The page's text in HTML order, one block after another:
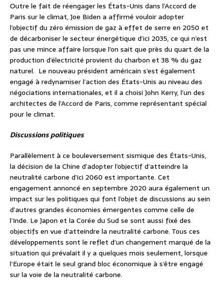
Outre le fait de réengager les États-Unis dans l’Accord de
Paris sur le climat, Joe Biden a affirmé vouloir adopter
l’objectif du zéro émission de gaz à effet de serre en 2050 et
de décarboniser le secteur énergétique d’ici 2035, ce qui n’est
pas une mince affaire lorsque l’on sait que près du quart de la
production d’électricité provient du charbon et 38 % du gaz
naturel. Le nouveau président américain s’est également
engagé à redynamiser l’action des États-Unis au niveau des
négociations internationales, et il a choisi John Kerry, l’un des
architectes de l’Accord de Paris, comme représentant spécial
pour le climat.
Discussions politiques
Parallèlement à ce bouleversement sismique des États-Unis,
la décision de la Chine d’adopter l’objectif d’atteindre la
neutralité carbone d’ici 2060 est importante. Cet
engagement annoncé en septembre 2020 aura également un
impact sur les politiques qui font l’objet de discussions au sein
d’autres grandes économies émergentes comme celle de
l’Inde. Le Japon et la Corée du Sud se sont aussi fixé des
objectifs en vue d’atteindre la neutralité carbone. Tous ces
développements sont le reflet d’un changement marqué de la
situation qui prévalait il y a quelques mois seulement, lorsque
l’Europe était le seul grand bloc économique à s’être engagé
sur la voie de la neutralité carbone.